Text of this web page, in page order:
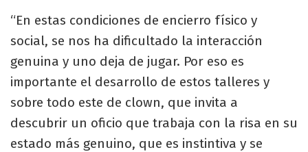
“En estas condiciones de encierro físico y
social, se nos ha dificultado la interacción
genuina y uno deja de jugar. Por eso es
importante el desarrollo de estos talleres y
sobre todo este de clown, que invita a
descubrir un oficio que trabaja con la risa en su
estado más genuino, que es instintiva y se